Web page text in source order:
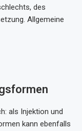
des
Allgemeine
als Injektion und
kann ebenfalls